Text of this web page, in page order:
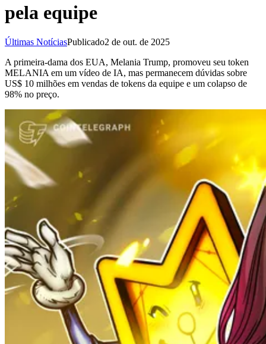
pela equipe
Últimas NotíciasPublicado2 de out. de 2025
A primeira-dama dos EUA, Melania Trump, promoveu seu token
MELANIA em um vídeo de IA, mas permanecem dúvidas sobre
US$ 10 milhões em vendas de tokens da equipe e um colapso de
98% no preço.